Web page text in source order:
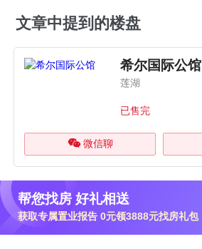
文章中提到的楼盘
希尔国际公馆
莲湖
已售完
微信聊
帮您找房 好礼相送
获取专属置业报告 0元领3888元找房礼包